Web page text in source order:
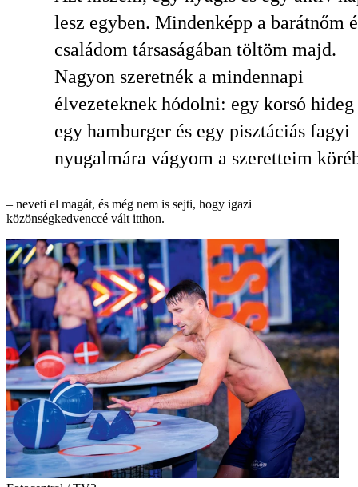
lesz egyben. Mindenképp a barátnőm
családom társaságában töltöm majd.
Nagyon szeretnék a mindennapi
élvezeteknek hódolni: egy korsó hideg
egy hamburger és egy pisztáciás fagyi
nyugalmára vágyom a szeretteim
– neveti el magát, és még nem is sejti, hogy igazi
közönségkedvenccé vált itthon.